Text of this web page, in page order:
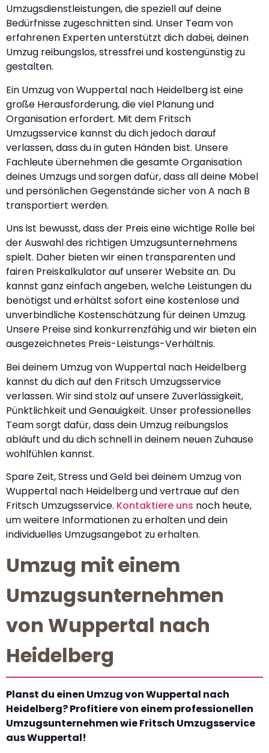
Umzugsdienstleistungen, die speziell auf deine
Bedürfnisse zugeschnitten sind. Unser Team von
erfahrenen Experten unterstützt dich dabei, deinen
Umzug reibungslos, stressfrei und kostengünstig zu
gestalten.
Ein Umzug von Wuppertal nach Heidelberg ist eine
große Herausforderung, die viel Planung und
Organisation erfordert. Mit dem Fritsch
Umzugsservice kannst du dich jedoch darauf
verlassen, dass du in guten Händen bist. Unsere
Fachleute übernehmen die gesamte Organisation
deines Umzugs und sorgen dafür, dass all deine Möbel
und persönlichen Gegenstände sicher von A nach B
transportiert werden.
Uns ist bewusst, dass der Preis eine wichtige Rolle bei
der Auswahl des richtigen Umzugsunternehmens
spielt. Daher bieten wir einen transparenten und
fairen Preiskalkulator auf unserer Website an. Du
kannst ganz einfach angeben, welche Leistungen du
benötigst und erhältst sofort eine kostenlose und
unverbindliche Kostenschätzung für deinen Umzug.
Unsere Preise sind konkurrenzfähig und wir bieten ein
ausgezeichnetes Preis-Leistungs-Verhältnis.
Bei deinem Umzug von Wuppertal nach Heidelberg
kannst du dich auf den Fritsch Umzugsservice
verlassen. Wir sind stolz auf unsere Zuverlässigkeit,
Pünktlichkeit und Genauigkeit. Unser professionelles
Team sorgt dafür, dass dein Umzug reibungslos
abläuft und du dich schnell in deinem neuen Zuhause
wohlfühlen kannst.
Spare Zeit, Stress und Geld bei deinem Umzug von
Wuppertal nach Heidelberg und vertraue auf den
Fritsch Umzugsservice. Kontaktiere uns noch heute,
um weitere Informationen zu erhalten und dein
individuelles Umzugsangebot zu erhalten.
Umzug mit einem
Umzugsunternehmen
von Wuppertal nach
Heidelberg
Planst du einen Umzug von Wuppertal nach
Heidelberg? Profitiere von einem professionellen
Umzugsunternehmen wie Fritsch Umzugsservice
aus Wuppertal!